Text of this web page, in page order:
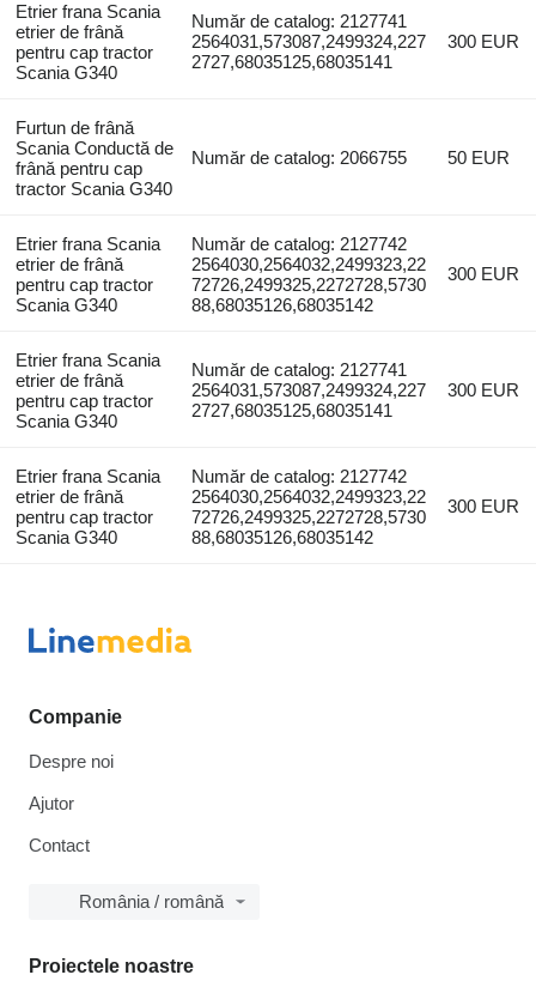
Etrier frana Scania
etrier de frână
pentru cap tractor
Scania G340
Număr de catalog: 2127741
2564031,573087,2499324,227
2727,68035125,68035141
300 EUR
Furtun de frână
Scania Conductă de
frână pentru cap
tractor Scania G340
Număr de catalog: 2066755 50 EUR
Etrier frana Scania
etrier de frână
pentru cap tractor
Scania G340
Număr de catalog: 2127742
2564030,2564032,2499323,22
72726,2499325,2272728,5730
88,68035126,68035142
300 EUR
Etrier frana Scania
etrier de frână
pentru cap tractor
Scania G340
Număr de catalog: 2127741
2564031,573087,2499324,227
2727,68035125,68035141
300 EUR
Etrier frana Scania
etrier de frână
pentru cap tractor
Scania G340
Număr de catalog: 2127742
2564030,2564032,2499323,22
72726,2499325,2272728,5730
88,68035126,68035142
300 EUR
Companie
Despre noi
Ajutor
Contact
România / română
Proiectele noastre